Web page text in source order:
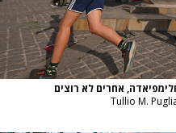
אחרים לא רוצים